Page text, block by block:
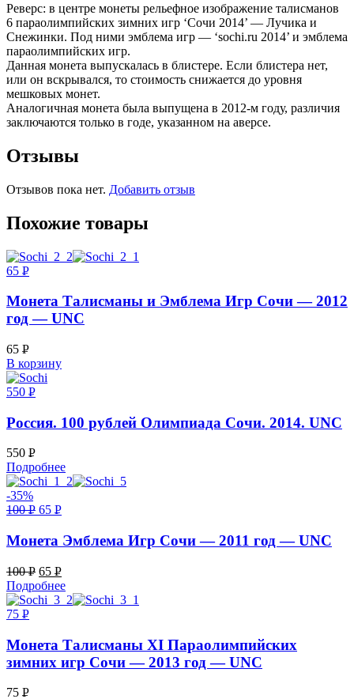
Реверс: в центре монеты рельефное изображение талисманов
6 параолимпийских зимних игр ‘Сочи 2014’ — Лучика и
Снежинки. Под ними эмблема игр — ‘sochi.ru 2014’ и эмблема
параолимпийских игр.
Данная монета выпускалась в блистере. Если блистера нет,
или он вскрывался, то стоимость снижается до уровня
мешковых монет.
Аналогичная монета была выпущена в 2012-м году, различия
заключаются только в годе, указанном на аверсе.
Отзывы
Отзывов пока нет. Добавить отзыв
Похожие товары
65 Р
Монета Талисманы и Эмблема Игр Сочи — 2012
год — UNC
65 Р
УБ.
В корзину
550 Р
Россия. 100 рублей Олимпиада Сочи. 2014. UNC
550 Р
УБ.
Подробнее
-35%
100Р 65 Р
Монета Эмблема Игр Сочи — 2011 год — UNC
100Р
УБ.
65 Р
УБ.
Подробнее
75 Р
Монета Талисманы XI Параолимпийских
зимних игр Сочи — 2013 год — UNC
75 Р